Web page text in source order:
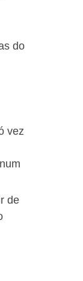
do
vez
de